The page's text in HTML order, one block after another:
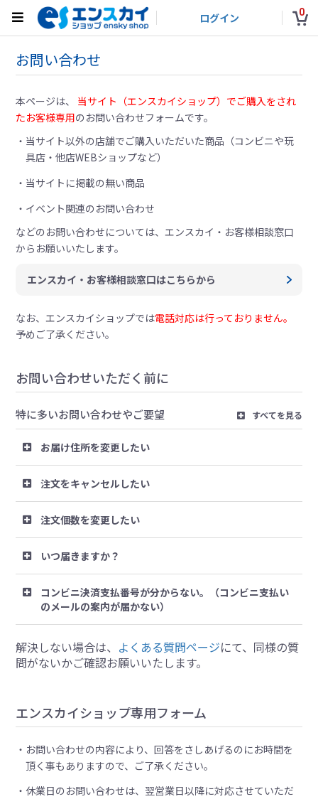
ログイン 0
お問い合わせ
本ページは、 当サイト（エンスカイショップ）でご購入をされ
たお客様専用のお問い合わせフォームです。
当サイト以外の店舗でご購入いただいた商品（コンビニや玩
具店・他店WEBショップなど）
当サイトに掲載の無い商品
イベント関連のお問い合わせ
などのお問い合わせについては、エンスカイ・お客様相談窓口
からお願いいたします。
エンスカイ・お客様相談窓口はこちらから
なお、エンスカイショップでは電話対応は行っておりません。
予めご了承ください。
お問い合わせいただく前に
特に多いお問い合わせやご要望 すべてを見る
お届け住所を変更したい
注文をキャンセルしたい
注文個数を変更したい
いつ届きますか？
コンビニ決済支払番号が分からない。（コンビニ支払い
のメールの案内が届かない）
解決しない場合は、 よくある質問ページにて、同様の質
問がないかご確認お願いいたします。
エンスカイショップ専用フォーム
お問い合わせの内容により、回答をさしあげるのにお時間を
頂く事もありますので、ご了承ください。
休業日のお問い合わせは、翌営業日以降に対応させていただ